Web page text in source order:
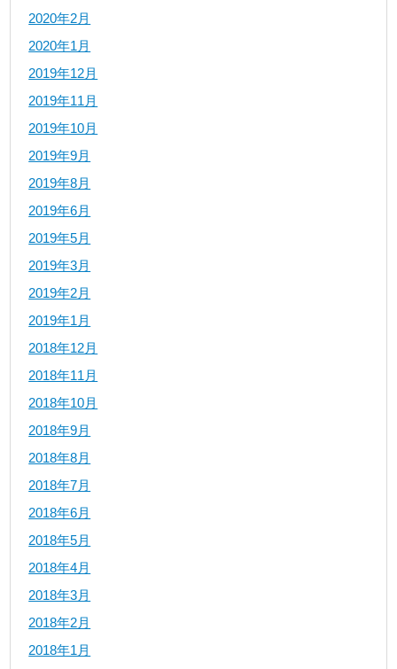
2020年2月
2020年1月
2019年12月
2019年11月
2019年10月
2019年9月
2019年8月
2019年6月
2019年5月
2019年3月
2019年2月
2019年1月
2018年12月
2018年11月
2018年10月
2018年9月
2018年8月
2018年7月
2018年6月
2018年5月
2018年4月
2018年3月
2018年2月
2018年1月